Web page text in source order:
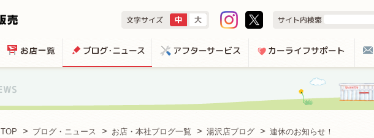
TOP ブログ・ニュース お店・本社ブログ一覧 湯沢店ブログ 連休のお知らせ！